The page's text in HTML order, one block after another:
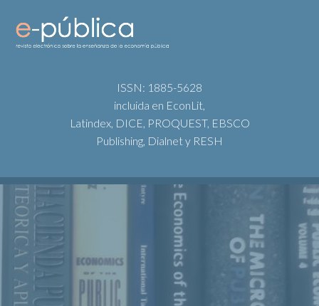
ISSN: 1885-5628
incluida en EconLit,
Latindex, DICE, PROQUEST, EBSCO
Publishing, Dialnet y RESH